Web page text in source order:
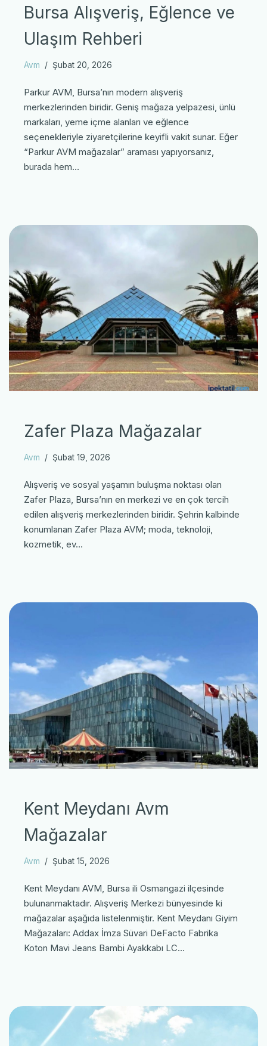
Bursa Alışveriş, Eğlence ve
Ulaşım Rehberi
Avm Şubat 20, 2026
Parkur AVM, Bursa’nın modern alışveriş
merkezlerinden biridir. Geniş mağaza yelpazesi, ünlü
markaları, yeme içme alanları ve eğlence
seçenekleriyle ziyaretçilerine keyifli vakit sunar. Eğer
“Parkur AVM mağazalar” araması yapıyorsanız,
burada hem…
Zafer Plaza Mağazalar
Avm Şubat 19, 2026
Alışveriş ve sosyal yaşamın buluşma noktası olan
Zafer Plaza, Bursa’nın en merkezi ve en çok tercih
edilen alışveriş merkezlerinden biridir. Şehrin kalbinde
konumlanan Zafer Plaza AVM; moda, teknoloji,
kozmetik, ev…
Kent Meydanı Avm
Mağazalar
Avm Şubat 15, 2026
Kent Meydanı AVM, Bursa ili Osmangazi ilçesinde
bulunanmaktadır. Alışveriş Merkezi bünyesinde ki
mağazalar aşağıda listelenmiştir. Kent Meydanı Giyim
Mağazaları: Addax İmza Süvari DeFacto Fabrika
Koton Mavi Jeans Bambi Ayakkabı LC…